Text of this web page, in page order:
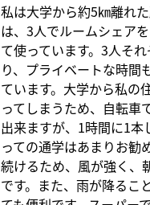
私は大学から約5㎞離れ
は、3人でルームシェア
て使っています。3人そ
り、プライベートな時
ています。大学から私の
ってしまうため、自転車
出来ますが、1時間に1
っての通学はあまりお勧
続けるため、風が強く、
です。また、雨が降るこ